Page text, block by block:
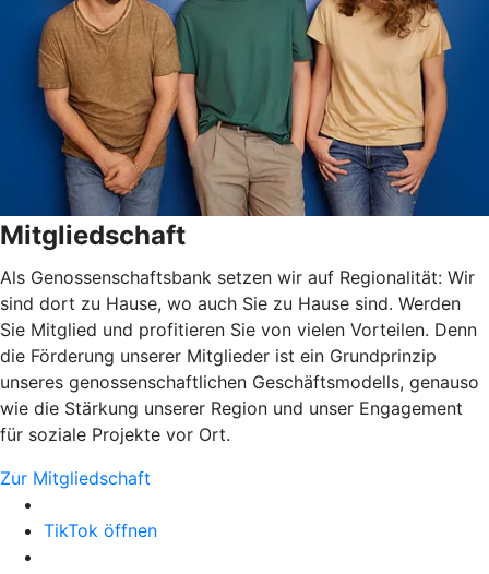
Mitgliedschaft
Als Genossenschaftsbank setzen wir auf Regionalität: Wir
sind dort zu Hause, wo auch Sie zu Hause sind. Werden
Sie Mitglied und profitieren Sie von vielen Vorteilen. Denn
die Förderung unserer Mitglieder ist ein Grundprinzip
unseres genossenschaftlichen Geschäftsmodells, genauso
wie die Stärkung unserer Region und unser Engagement
für soziale Projekte vor Ort.
Zur Mitgliedschaft
TikTok öffnen